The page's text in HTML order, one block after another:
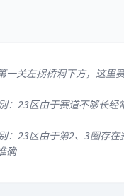
一关左拐桥洞下方，这里
：23区由于赛道不够长
：23区由于第2、3圈存
确